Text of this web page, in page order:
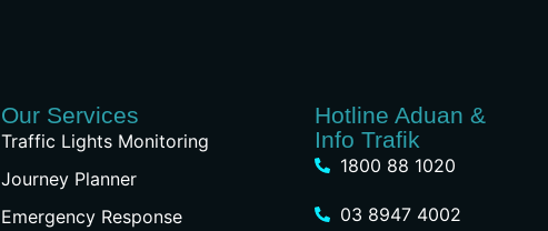
Our Services
Traffic Lights Monitoring
Journey Planner
Emergency Response
Hotline Aduan &
Info Trafik
1800 88 1020
03 8947 4002